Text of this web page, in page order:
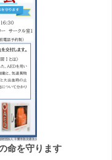
命を守ります